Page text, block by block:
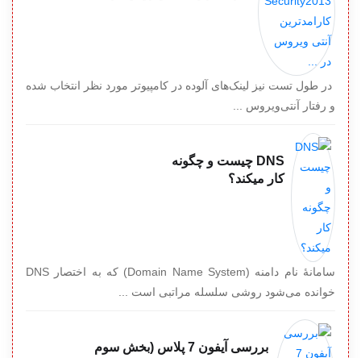
در طول تست نیز لینک‌های آلوده در کامپیوتر مورد نظر انتخاب شده
و رفتار آنتی‌ویروس ...
DNS چیست و چگونه
کار میکند؟
سامانهٔ نام دامنه (Domain Name System) که به اختصار DNS
خوانده می‌شود روشی سلسله مراتبی است ...
بررسی آیفون 7 پلاس (بخش سوم